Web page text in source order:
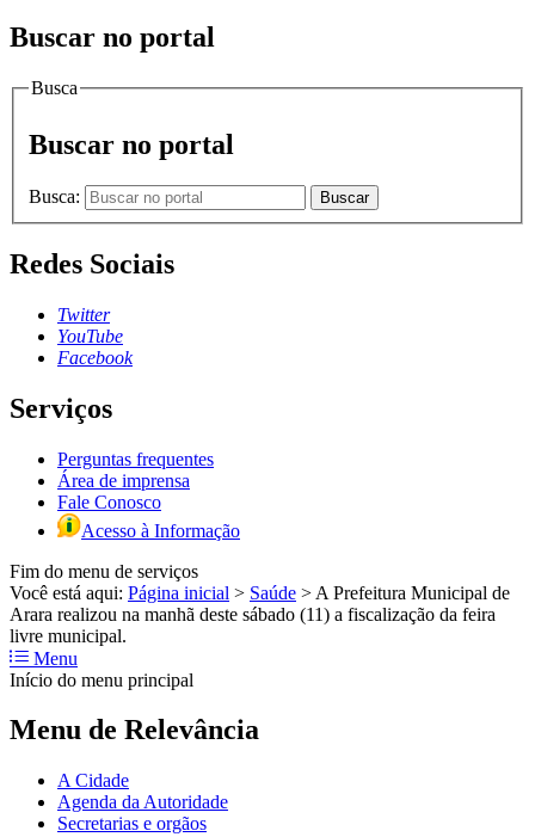
Buscar no portal
Busca
Buscar no portal
Busca: Buscar
Redes Sociais
Twitter
YouTube
Facebook
Serviços
Perguntas frequentes
Área de imprensa
Fale Conosco
Acesso à Informação
Fim do menu de serviços
Você está aqui: Página inicial > Saúde > A Prefeitura Municipal de
Arara realizou na manhã deste sábado (11) a fiscalização da feira
livre municipal.
Menu
Início do menu principal
Menu de Relevância
A Cidade
Agenda da Autoridade
Secretarias e orgãos